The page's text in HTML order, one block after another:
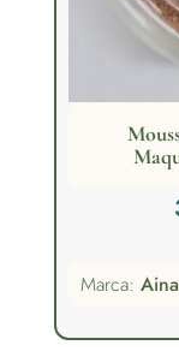
Marca: